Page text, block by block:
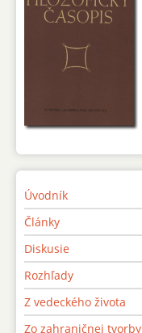
Úvodník
Články
Diskusie
Rozhľady
Z vedeckého života
Zo zahraničnej tvorby